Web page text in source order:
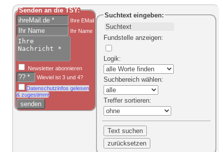
Senden an die TSY:
Ihre EMail
Ihr Name
Newsletter abonnieren
Wieviel ist 3 und 4?
Datenschutzinfos gelesen
& zugestimmt
Suchtexteingeben:
Fundstelle anzeigen:
Logik:
Suchbereichwählen:
Treffer sortieren: